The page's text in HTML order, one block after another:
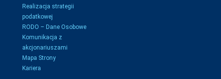
Realizacja strategii
podatkowej
RODO – Dane Osobowe
Komunikacja z
akcjonariuszami
Mapa Strony
Kariera